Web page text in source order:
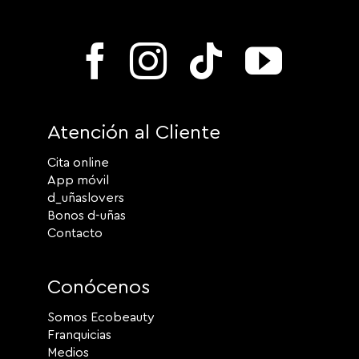
Atención al Cliente
Cita online
App móvil
d_uñaslovers
Bonos d-uñas
Contacto
Conócenos
Somos Ecobeauty
Franquicias
Medios